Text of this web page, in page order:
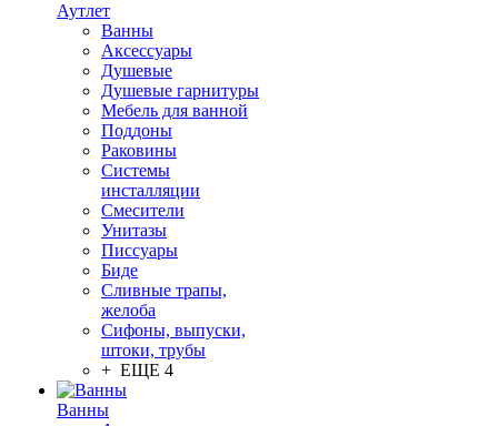
Аутлет
Ванны
Аксессуары
Душевые
Душевые гарнитуры
Мебель для ванной
Поддоны
Раковины
Системы
инсталляции
Смесители
Унитазы
Писсуары
Биде
Сливные трапы,
желоба
Сифоны, выпуски,
штоки, трубы
+ ЕЩЕ 4
Ванны